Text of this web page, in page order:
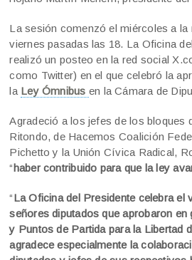
La sesión comenzó el miércoles a la
viernes pasadas las 18. La Oficina
realizó un posteo en la red social
como Twitter) en el que celebró la
la Ley Ómnibus en la Cámara de
Agradeció a los jefes de los bloques
Ritondo, de Hacemos Coalición
Pichetto y la Unión Cívica Radical,
“haber contribuido para que la ley
“La Oficina del Presidente celebra el
señores diputados que aprobaron en
y Puntos de Partida para la Libertad
agradece especialmente la